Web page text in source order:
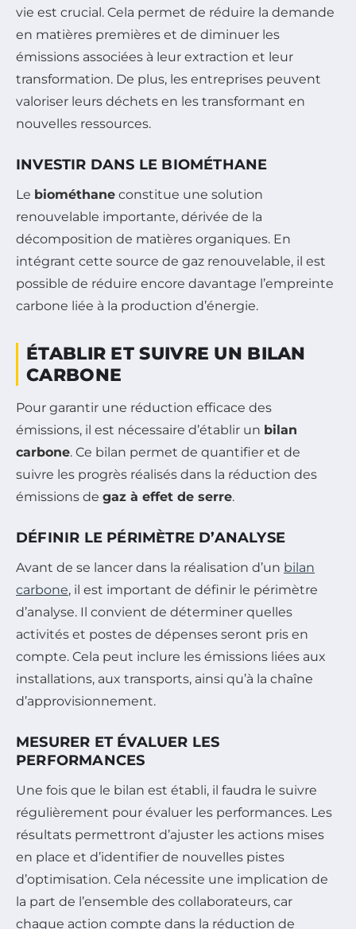
vie est crucial. Cela permet de réduire la demande
en matières premières et de diminuer les
émissions associées à leur extraction et leur
transformation. De plus, les entreprises peuvent
valoriser leurs déchets en les transformant en
nouvelles ressources.
INVESTIR DANS LE BIOMÉTHANE
Le biométhane constitue une solution
renouvelable importante, dérivée de la
décomposition de matières organiques. En
intégrant cette source de gaz renouvelable, il est
possible de réduire encore davantage l’empreinte
carbone liée à la production d’énergie.
ÉTABLIR ET SUIVRE UN BILAN
CARBONE
Pour garantir une réduction efficace des
émissions, il est nécessaire d’établir un bilan
carbone. Ce bilan permet de quantifier et de
suivre les progrès réalisés dans la réduction des
émissions de gaz à effet de serre.
DÉFINIR LE PÉRIMÈTRE D’ANALYSE
Avant de se lancer dans la réalisation d’un bilan
carbone, il est important de définir le périmètre
d’analyse. Il convient de déterminer quelles
activités et postes de dépenses seront pris en
compte. Cela peut inclure les émissions liées aux
installations, aux transports, ainsi qu’à la chaîne
d’approvisionnement.
MESURER ET ÉVALUER LES
PERFORMANCES
Une fois que le bilan est établi, il faudra le suivre
régulièrement pour évaluer les performances. Les
résultats permettront d’ajuster les actions mises
en place et d’identifier de nouvelles pistes
d’optimisation. Cela nécessite une implication de
la part de l’ensemble des collaborateurs, car
chaque action compte dans la réduction de